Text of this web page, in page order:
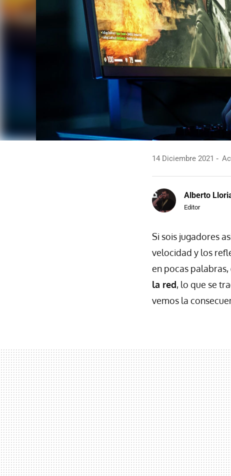
14 Diciembre 2021
Alberto
Editor
Si sois jugadores
velocidad y los
en pocas palabras,
la red, lo que se
vemos la